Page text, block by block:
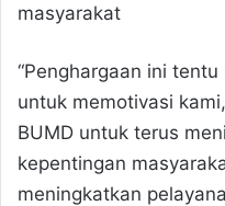
masyarakat
“Penghargaan ini
untuk memotivasi
BUMD untuk terus
kepentingan
meningkatkan